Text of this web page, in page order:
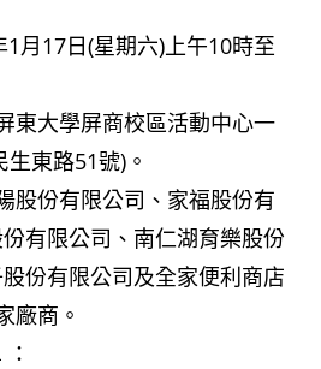
月17日(星期六)上午10時至
東大學屏商校區活動中心一
東路51號)。
股份有限公司、家福股份有
有限公司、南仁湖育樂股份
份有限公司及全家便利商店
廠商。